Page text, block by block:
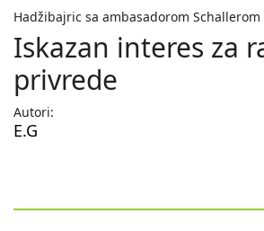
Hadžibajric sa ambasadorom Schallerom
Iskazan interes za
privrede
Autori:
E.G